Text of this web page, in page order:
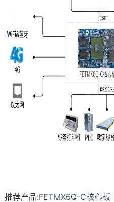
推荐产品:FETMX6Q-C核心板